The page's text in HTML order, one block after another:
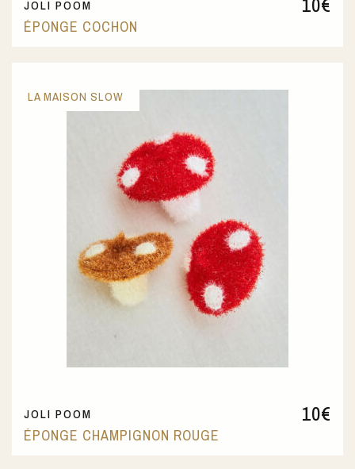
JOLI POOM
ÉPONGE COCHON
10€
JOLI POOM
ÉPONGE CHAMPIGNON ROUGE
LA MAISON SLOW